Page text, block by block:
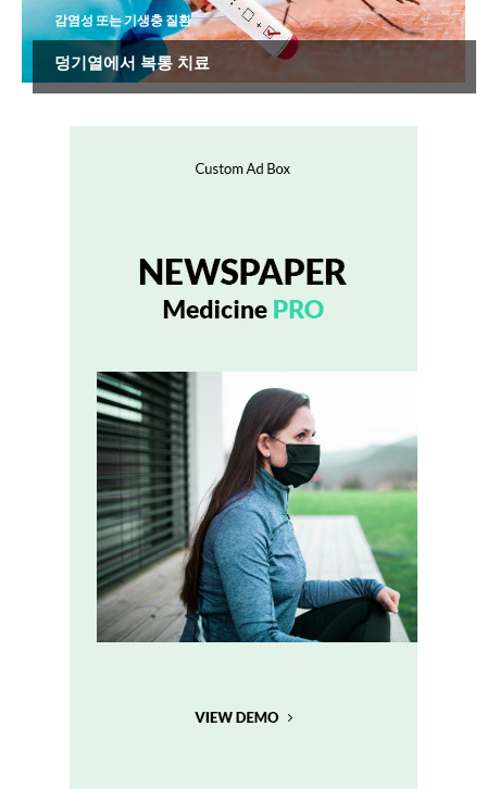
감염성 또는 기생충 질환
덩기열에서 복통 치료